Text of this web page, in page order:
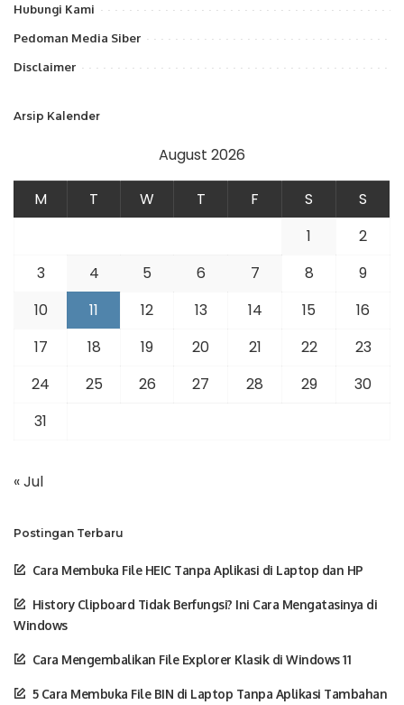
Hubungi Kami
Pedoman Media Siber
Disclaimer
Arsip Kalender
August 2026
M T W T F S
S
1
2
3
4 5 6 7 8
9
10
11 12 13 14 15
16
17
18 19 20 21 22
23
24
25 26 27 28 29
30
31
« Jul
Postingan Terbaru
Cara Membuka File HEIC Tanpa Aplikasi di Laptop dan HP
History Clipboard Tidak Berfungsi? Ini Cara Mengatasinya di
Windows
Cara Mengembalikan File Explorer Klasik di Windows 11
5 Cara Membuka File BIN di Laptop Tanpa Aplikasi Tambahan